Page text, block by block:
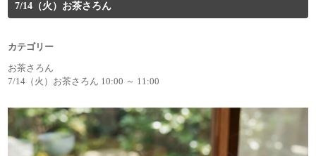
7/14（火）お茶さろん
カテゴリー
お茶さろん
7/14（火）お茶さろん 10:00 ～ 11:00